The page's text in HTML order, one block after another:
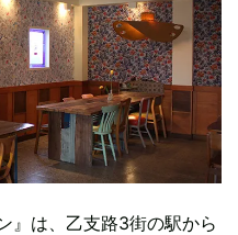
』は、乙支路3街の駅から